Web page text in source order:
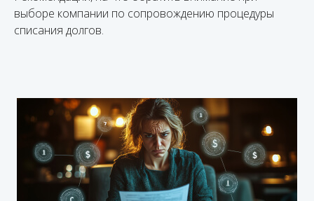
выборе компании по сопровождению процедуры
списания долгов.